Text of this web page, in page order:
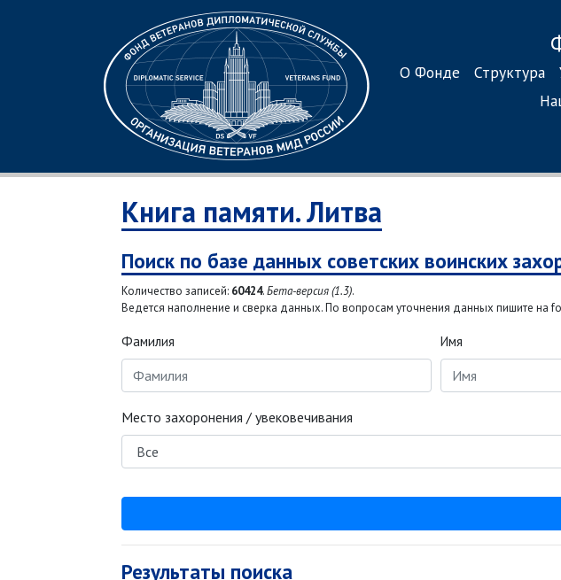
О Фонде Структура
Книга памяти. Литва
Поиск по базе данных советских воинских
Количество записей: 60424.Бета-версия (1.3).
Ведется наполнение и сверка данных. По вопросам уточнения данных пишите на
Фамилия Имя
Место захоронения / увековечивания
Результаты поиска